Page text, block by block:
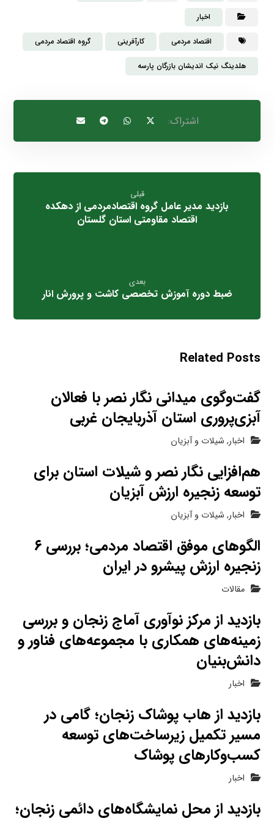
اخبار
اقتصاد مردمی کارآفرینی گروه اقتصاد مردمی
هلدینگ نیک اندیشان بازرگان پارسه
قبلی
بازدید مدیر عامل گروه اقتصادمردمی از دهکده
اقتصاد مقاومتی استان گلستان
بعدی
ضبط دوره آموزش تخصصی کاشت و پرورش انار
Related Posts
گفت‌وگوی میدانی نگار نصر با فعالان
آبزی‌پروری استان آذربایجان غربی
اخبار, شیلات و آبزیان
هم‌افزایی نگار نصر و شیلات استان برای
توسعه زنجیره ارزش آبزیان
اخبار, شیلات و آبزیان
الگوهای موفق اقتصاد مردمی؛ بررسی ۶
زنجیره ارزش پیشرو در ایران
مقالات
بازدید از مرکز نوآوری آماج زنجان و بررسی
زمینه‌های همکاری با مجموعه‌های فناور و
دانش‌بنیان
اخبار
بازدید از هاب پوشاک زنجان؛ گامی در
مسیر تکمیل زیرساخت‌های توسعه
کسب‌وکارهای پوشاک
اخبار
بازدید از محل نمایشگاه‌های دائمی زنجان؛